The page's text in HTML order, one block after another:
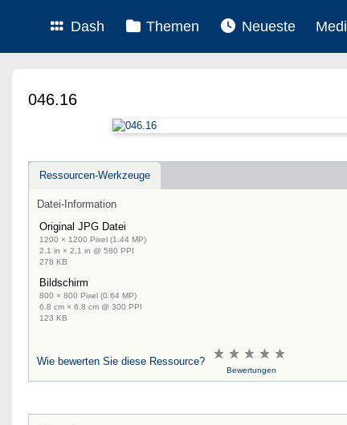
Dash Themen Neueste
046.16
Ressourcen-Werkzeuge
Datei-Information
Original JPG Datei
1200 × 1200 Pixel (1.44 MP)
2.1 in × 2.1 in @ 580 PPI
278 KB
Bildschirm
800 × 800 Pixel (0.64 MP)
6.8 cm × 6.8 cm @ 300 PPI
123 KB
Wie bewerten Sie diese Ressource?
Bewertungen